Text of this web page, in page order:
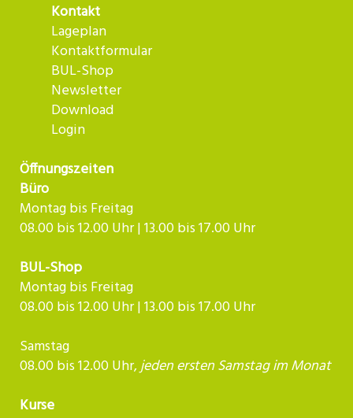
Kontakt
Lageplan
Kontaktformular
BUL-Shop
Newsletter
Download
Login
Öffnungszeiten
Büro
Montag bis Freitag
08.00 bis 12.00 Uhr | 13.00 bis 17.00 Uhr
BUL-Shop
Montag bis Freitag
08.00 bis 12.00 Uhr | 13.00 bis 17.00 Uhr
Samstag
08.00 bis 12.00 Uhr,jeden ersten Samstag im Monat
Kurse